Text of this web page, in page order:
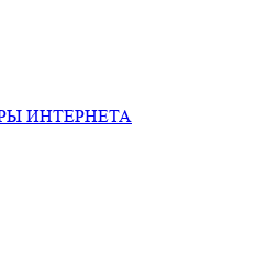
ИНТЕРНЕТА